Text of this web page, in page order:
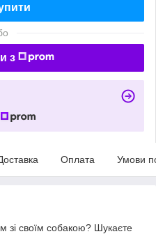
з
Оплата Умови
зі своїм собакою? Шукаєте